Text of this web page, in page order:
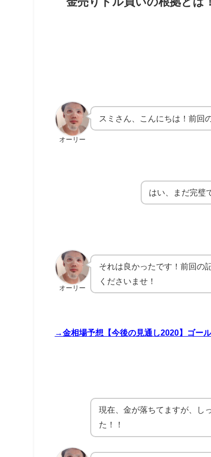
オーリー
スミさん、こんにちは！前回
はい、まだ完璧
オーリー
それは良かったです！前回の
くださいませ！
→金相場予想【今後の見通し2020】ゴー
現在、金が落ちてますが、し
た！！